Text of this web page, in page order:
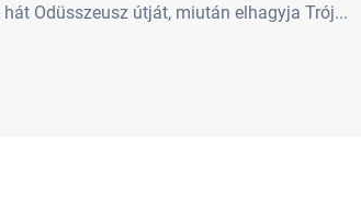
Odüsszeusz útját, miután elhagyja Trój...